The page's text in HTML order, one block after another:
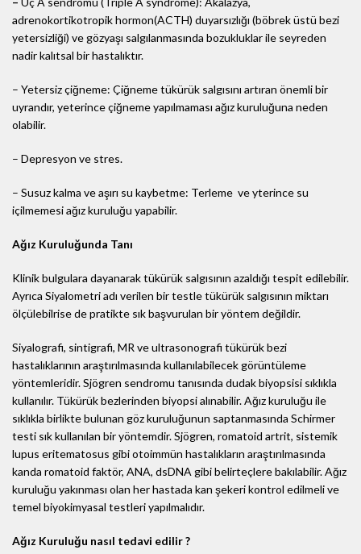
adrenokortikotropik hormon(ACTH) duyarsızlığı (böbrek üstü bezi
yetersizliği) ve gözyaşı salgılanmasında bozukluklar ile seyreden
nadir kalıtsal bir hastalıktır.
– Yetersiz çiğneme: Çiğneme tükürük salgısını artıran önemli bir
uyrandır, yeterince çiğneme yapılmaması ağız kuruluğuna neden
olabilir.
– Depresyon ve stres.
– Susuz kalma ve aşırı su kaybetme: Terleme ve yterince su
içilmemesi ağız kuruluğu yapabilir.
Ağız Kuruluğunda Tanı
Klinik bulgulara dayanarak tükürük salgısının azaldığı tespit edilebilir.
Ayrıca Siyalometri adı verilen bir testle tükürük salgısının miktarı
ölçülebilrise de pratikte sık başvurulan bir yöntem değildir.
Siyalografi, sintigrafi, MR ve ultrasonografi tükürük bezi
hastalıklarının araştırılmasında kullanılabilecek görüntüleme
yöntemleridir. Sjögren sendromu tanısında dudak biyopsisi sıklıkla
kullanılır. Tükürük bezlerinden biyopsi alınabilir. Ağız kuruluğu ile
sıklıkla birlikte bulunan göz kuruluğunun saptanmasında Schirmer
testi sık kullanılan bir yöntemdir. Sjögren, romatoid artrit, sistemik
lupus eritematosus gibi otoimmün hastalıkların araştırılmasında
kanda romatoid faktör, ANA, dsDNA gibi belirteçlere bakılabilir. Ağız
kuruluğu yakınması olan her hastada kan şekeri kontrol edilmeli ve
temel biyokimyasal testleri yapılmalıdır.
Ağız Kuruluğu nasıl tedavi edilir ?